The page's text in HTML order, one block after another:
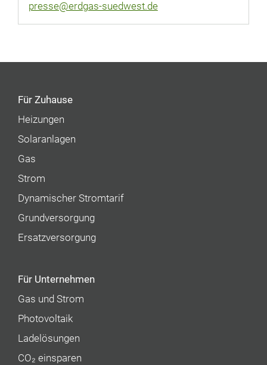
presse@erdgas-suedwest.de
Für Zuhause
Heizungen
Solaranlagen
Gas
Strom
Dynamischer Stromtarif
Grundversorgung
Ersatzversorgung
Für Unternehmen
Gas und Strom
Photovoltaik
Ladelösungen
CO₂ einsparen